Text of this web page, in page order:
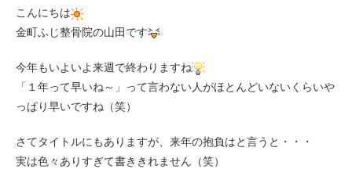
こんにちは
金町ふじ整骨院の山田です
今年もいよいよ来週で終わりますね
「１年って早いね～」って言わない人がほとんどいないくらいや
っぱり早いですね（笑）
さてタイトルにもありますが、来年の抱負はと言うと・・・
実は色々ありすぎて書ききれません（笑）